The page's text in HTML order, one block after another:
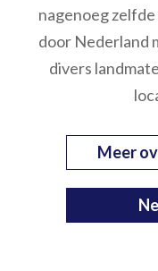
nagenoeg
door Nederland
divers
Meer